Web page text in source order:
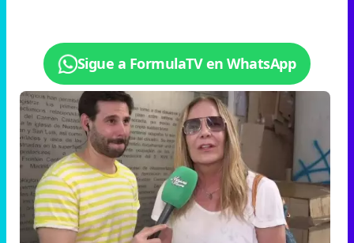
Sigue a FormulaTV en WhatsApp